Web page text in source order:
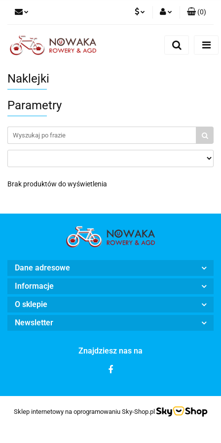
(0)
Naklejki
Parametry
Brak produktów do wyświetlenia
Dane adresowe
Informacje
O sklepie
Newsletter
Znajdziesz nas na
Sklep internetowy na oprogramowaniu Sky-Shop.pl